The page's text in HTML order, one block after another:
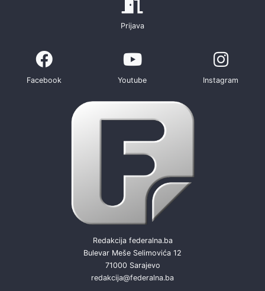
Prijava
Facebook Youtube Instagram
Redakcija federalna.ba
Bulevar Meše Selimovića 12
71000 Sarajevo
redakcija@federalna.ba